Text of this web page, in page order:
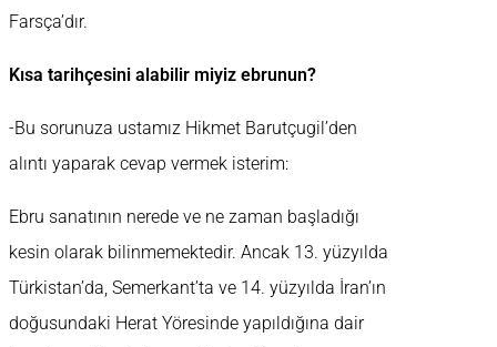
Farsça’dır.
Kısa tarihçesini alabilir miyiz ebrunun?
-Bu sorunuza ustamız Hikmet Barutçugil’den
alıntı yaparak cevap vermek isterim:
Ebru sanatının nerede ve ne zaman başladığı
kesin olarak bilinmemektedir. Ancak 13. yüzyılda
Türkistan’da, Semerkant’ta ve 14. yüzyılda İran’ın
doğusundaki Herat Yöresinde yapıldığına dair